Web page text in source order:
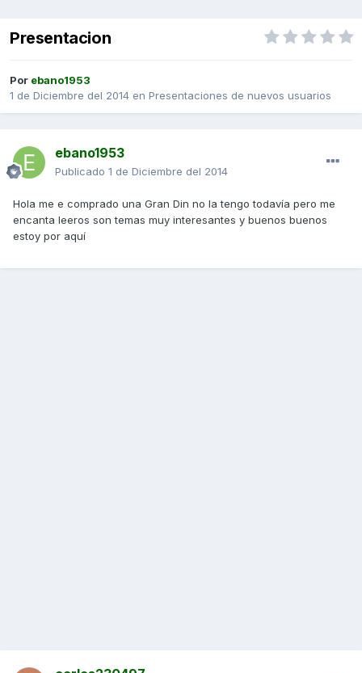
Presentacion
Por ebano1953
1 de Diciembre del 2014 en Presentaciones de nuevos usuarios
ebano1953
Publicado 1 de Diciembre del 2014
Hola me e comprado una Gran Din no la tengo todavía pero me
encanta leeros son temas muy interesantes y buenos buenos
estoy por aquí